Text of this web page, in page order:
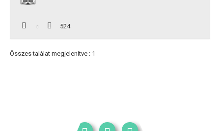
524
Összes találat megjelenítve : 1